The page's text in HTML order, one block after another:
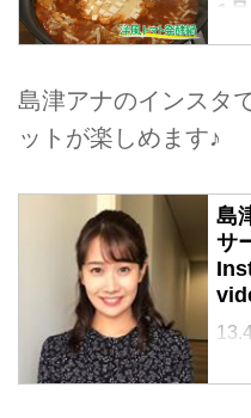
1
島津アナのインスタ
ットが楽しめます♪
島
サ
地
で